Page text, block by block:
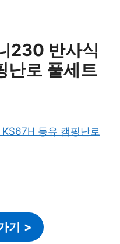
230 반사식
난로 풀세트
기 >